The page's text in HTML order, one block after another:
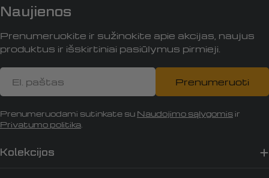
Kolekcijos
Naujienos
Prenumeruokite ir sužinokite apie akcijas, naujus
produktus ir išskirtiniai pasiūlymus pirmieji.
El.
paštas
Prenumeruoti
Prenumeruodami sutinkate su Naudojimo sąlygomis ir
Privatumo politika